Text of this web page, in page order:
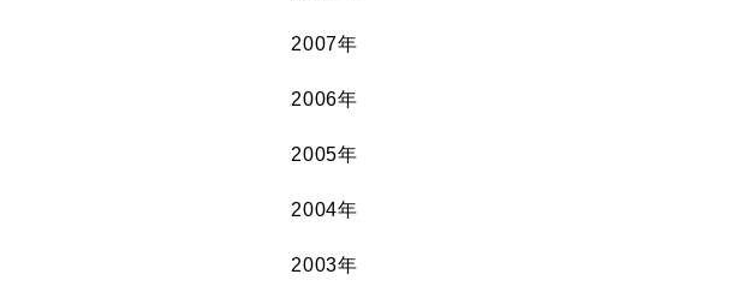
2007年
2006年
2005年
2004年
2003年